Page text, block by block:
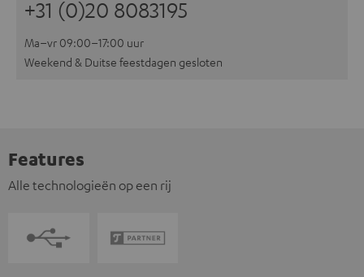
+31 (0)20 8083195
Ma–vr 09:00–17:00 uur
Weekend & Duitse feestdagen gesloten
Features
Alle technologieën op een rij